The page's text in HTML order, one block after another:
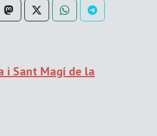
i Sant Magí de la